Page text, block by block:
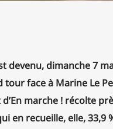
devenu, dimanche 7
face à Marine Le
marche ! récolte
en recueille, elle, 33,9